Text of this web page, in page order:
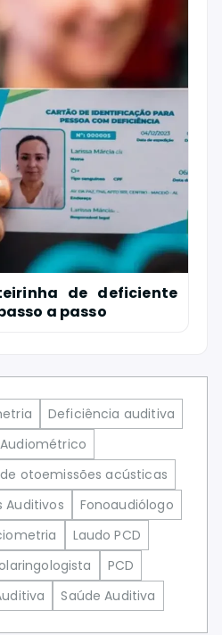
de deficiente
a passo
Deficiência auditiva
otoemissões acústicas
Auditivos
Fonoaudiólogo
Laudo PCD
PCD
Saúde Auditiva